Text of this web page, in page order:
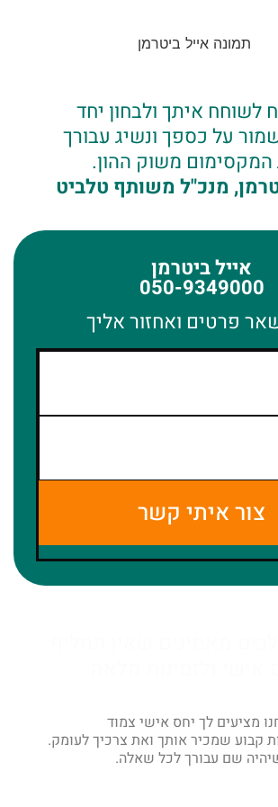
איתך ולבחון יחד
על כספך ונשיג עבורך
משוק ההון.
מנכ"ל משותף טלביט
אייל ביטרמן
050-9349000
פרטים ואחזור אליך
צור איתי קשר
מציעים לך יחס אישי צמוד
קבוע שמכיר אותך ואת צרכיך לעומק.
שם עבורך לכל שאלה.